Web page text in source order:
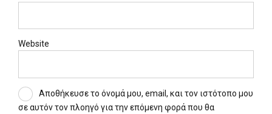
Website
Αποθήκευσε το όνομά μου, email, και τον ιστότοπο μου
σε αυτόν τον πλοηγό για την επόμενη φορά που θα